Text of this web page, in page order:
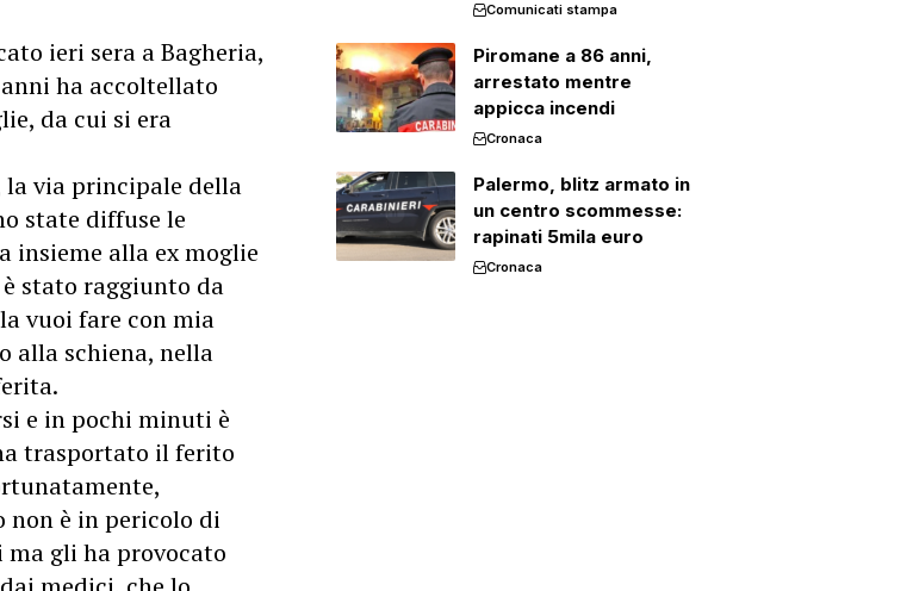
ieri sera a Bagheria,
ha accoltellato
da cui si era
la via principale della
state diffuse le
insieme alla ex moglie
stato raggiunto da
vuoi fare con mia
alla schiena, nella
e in pochi minuti è
trasportato il ferito
non è in pericolo di
gli ha provocato
Comunicati stampa
Piromane a 86 anni,
arrestato mentre
appicca incendi
Cronaca
Palermo, blitz armato in
un centro scommesse:
rapinati 5mila euro
Cronaca